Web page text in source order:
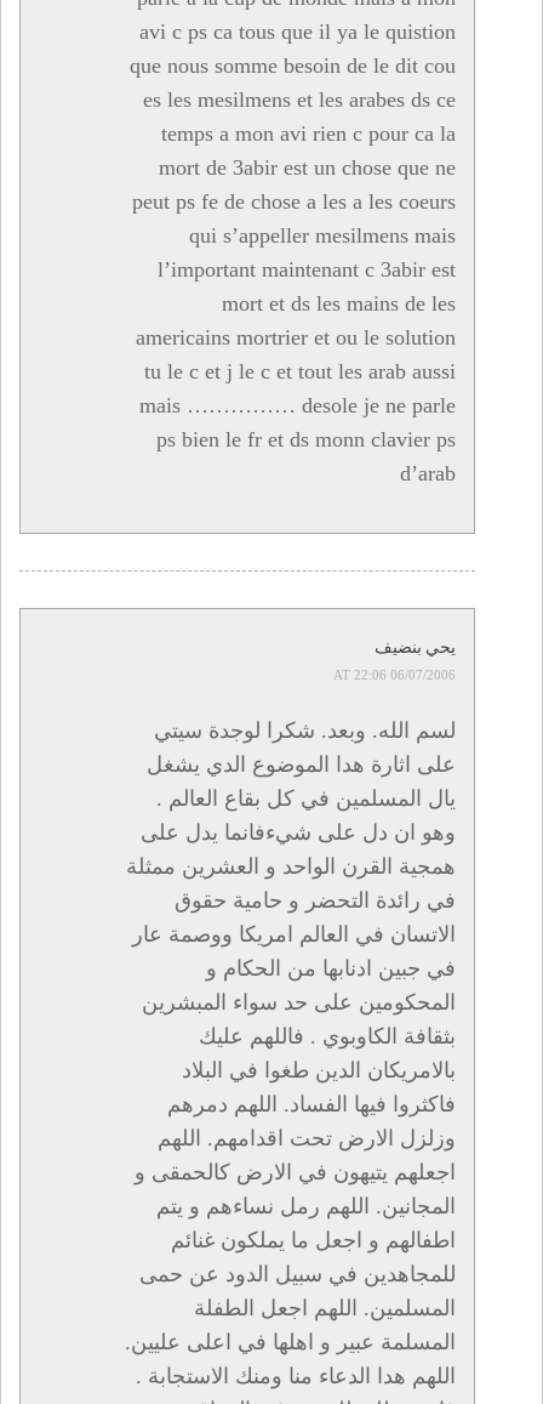
avi c ps ca tous que il ya le quistion
que nous somme besoin de le dit cou
es les mesilmens et les arabes ds ce
temps a mon avi rien c pour ca la
mort de 3abir est un chose que ne
peut ps fe de chose a les a les coeurs
qui s’appeller mesilmens mais
l’important maintenant c 3abir est
mort et ds les mains de les
americains mortrier et ou le solution
tu le c et j le c et tout les arab aussi
mais …………… desole je ne parle
ps bien le fr et ds monn clavier ps
d’arab
يحي بنضيف
06/07/2006 AT 22:06
لسم الله. وبعد. شكرا لوجدة سيتي
على اثارة هدا الموضوع الدي يشغل
يال المسلمين في كل بقاع العالم .
وهو ان دل على شيءفانما يدل على
همجية القرن الواحد و العشرين ممثلة
في رائدة التحضر و حامية حقوق
الاتسان في العالم امريكا ووصمة عار
في جبين ادنابها من الحكام و
المحكومين على حد سواء المبشرين
بثقافة الكاوبوي . فاللهم عليك
بالامريكان الدين طغوا في البلاد
فاكثروا فيها الفساد. اللهم دمرهم
وزلزل الارض تحت اقدامهم. اللهم
اجعلهم يتيهون في الارض كالحمقى و
المجانين. اللهم رمل نساءهم و يتم
اطفالهم و اجعل ما يملكون غنائم
للمجاهدين في سبيل الدود عن حمى
المسلمين. اللهم اجعل الطفلة
المسلمة عبير و اهلها في اعلى عليين.
اللهم هدا الدعاء منا ومنك الاستجابة .